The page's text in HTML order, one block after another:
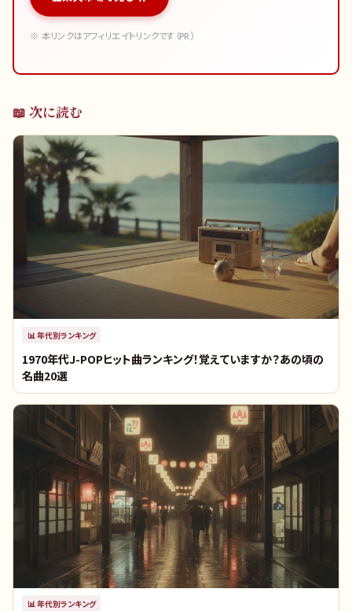
※ 本リンクはアフィリエイトリンクです（PR）
📖 次に読む
📊 年代別ランキング
1970年代J-POPヒット曲ランキング！覚えていますか？あの頃の
名曲20選
📊年代別ランキング